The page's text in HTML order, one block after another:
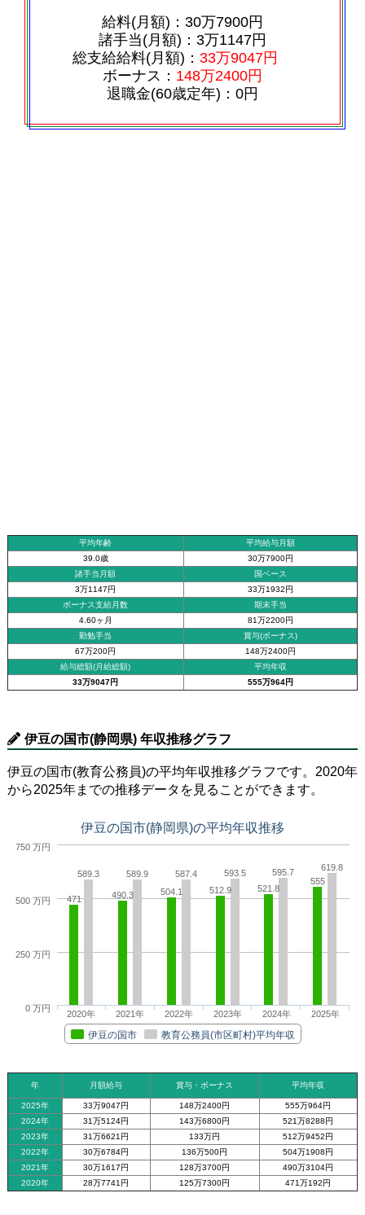
給料(月額)：30万7900円
諸手当(月額)：3万1147円
総支給給料(月額)： 33万9047円
ボーナス： 148万2400円
退職金(60歳定年)：0円
平均年齢
平均給与月額
39.0歳
30万7900円
諸手当月額
国ベース
3万1147円
33万1932円
ボーナス支給月数
期末手当
4.60ヶ月
81万2200円
勤勉手当
賞与(ボーナス)
67万200円
148万2400円
給与総額(月給総額)
平均年収
33万9047円
555万964円
伊豆の国市(静岡県) 年収推移グラフ
伊豆の国市(教育公務員)の平均年収推移グラフです。2020年
から2025年までの推移データを見ることができます。
伊豆の国市(静岡県)の平均年収推移
471 490.3 504.1 512.9 521.8
555
589.3 589.9 587.4 593.5 595.7 619.8
伊豆の国市 教育公務員(市区町村)平均年収
2020年 2021年 2022年 2023年 2024年 2025年
0 万円
250 万円
500 万円
750 万円
年 月額給与 賞与・ボーナス 平均年収
2025年 33万9047円 148万2400円
555万964円
2024年
31万5124円 143万6800円
521万8288円
2023年
31万6621円 133万円
512万9452円
2022年
30万6784円 136万500円
504万1908円
2021年
30万1617円 128万3700円
490万3104円
2020年
28万7741円 125万7300円 471万192円